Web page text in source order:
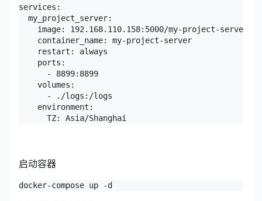
services:
  my_project_server:
    image: 192.168.110.158:5000/my-project-server:v1
    container_name: my-project-server
    restart: always
    ports:
      - 8899:8899
    volumes:
      - ./logs:/logs
    environment:
      TZ: Asia/Shanghai
启动容器
docker-compose up -d